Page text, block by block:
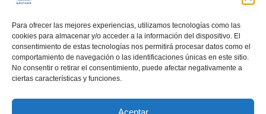
Para ofrecer las mejores experiencias, utilizamos tecnologías como las
cookies para almacenar y/o acceder a la información del dispositivo. El
consentimiento de estas tecnologías nos permitirá procesar datos como el
comportamiento de navegación o las identificaciones únicas en este sitio.
No consentir o retirar el consentimiento, puede afectar negativamente a
ciertas características y funciones.
Aceptar
deskonektapp
THE HELP OF PEOPLE WITH AUTISM TO PROMOTE